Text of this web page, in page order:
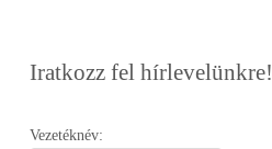
Iratkozz fel hírlevelünkre!
Vezetéknév: